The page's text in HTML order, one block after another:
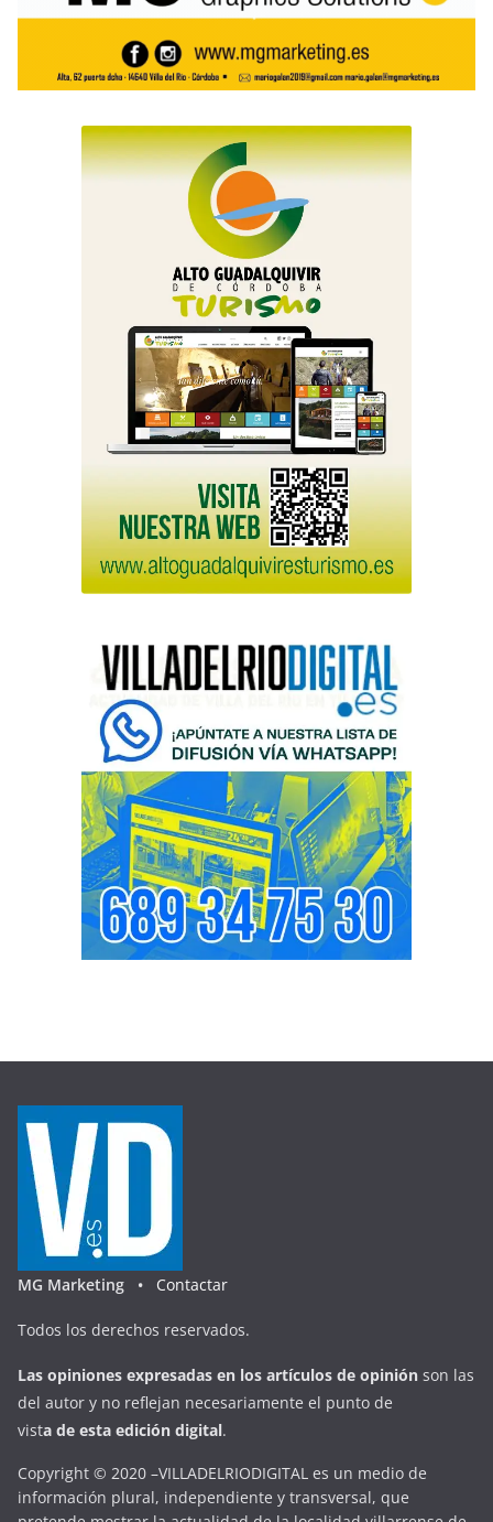
MG Marketing • Contactar
Todos los derechos reservados.
Las opiniones expresadas en los artículos de opinión son las
del autor y no reflejan necesariamente el punto de
vista de esta edición digital.
Copyright © 2020 –VILLADELRIODIGITAL es un medio de
información plural, independiente y transversal, que